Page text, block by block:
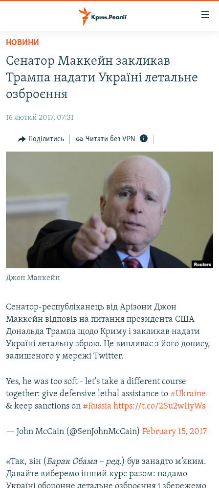
Перейти
основного
матеріалу
Перейти
до
основної
Перейти
до
ВОДА.КРИМ
ВІДЕО ТА ФОТО
БЛОГИ
ПОГЛЯД
СПЕЦПРОЕКТИ
ДЕПОРТАЦІЯ
ВІДЕОУРОКИ «ELIFBE»
СВІДЧЕННЯ ОКУПАЦІЇ
УКРАЇНСЬКА ПРОБЛЕМА КРИМУ
ІНФОГРАФІКА
ЯК ОБІЙТИ БЛОКУВАННЯ
Русский
Qırımtatar
ДОЛУЧАЙСЯ!
Усі сайти RFE/RL
НОВИНИ
Сенатор Маккейн закликав
Трампа надати Україні летальне
озброєння
16 лютий 2017, 07:31
Поділитись Читати без VPN
Джон Маккейн
Сенатор-республіканець від Арізони Джон
Маккейн відповів на питання президента США
Дональда Трампа щодо Криму і закликав надати
Україні летальну зброю. Це випливає з його допису,
залишеного у мережі Twitter.
Yes, he was too soft - let's take a different course
together: give defensive lethal assistance to #Ukraine
& keep sanctions on #Russia https://t.co/2Su2wIiyWs
— John McCain (@SenJohnMcCain) February 15, 2017
«Так, він (Барак Обама – ред.) був занадто м’яким.
Давайте виберемо інший курс разом: надамо